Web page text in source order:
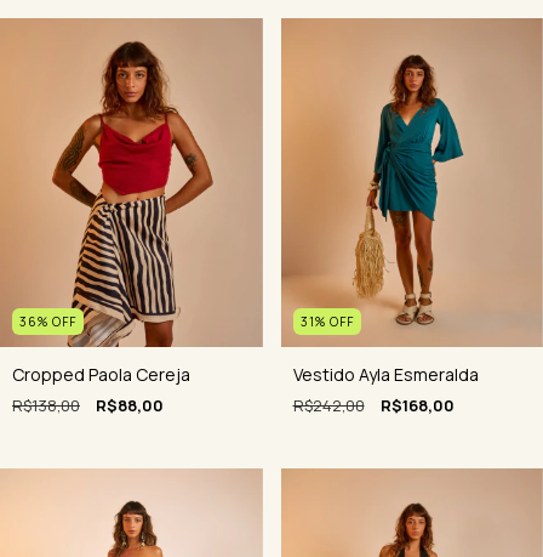
36% OFF
Cropped Paola Cereja
R$138,00 R$88,00
31% OFF
Vestido Ayla Esmeralda
R$242,00 R$168,00